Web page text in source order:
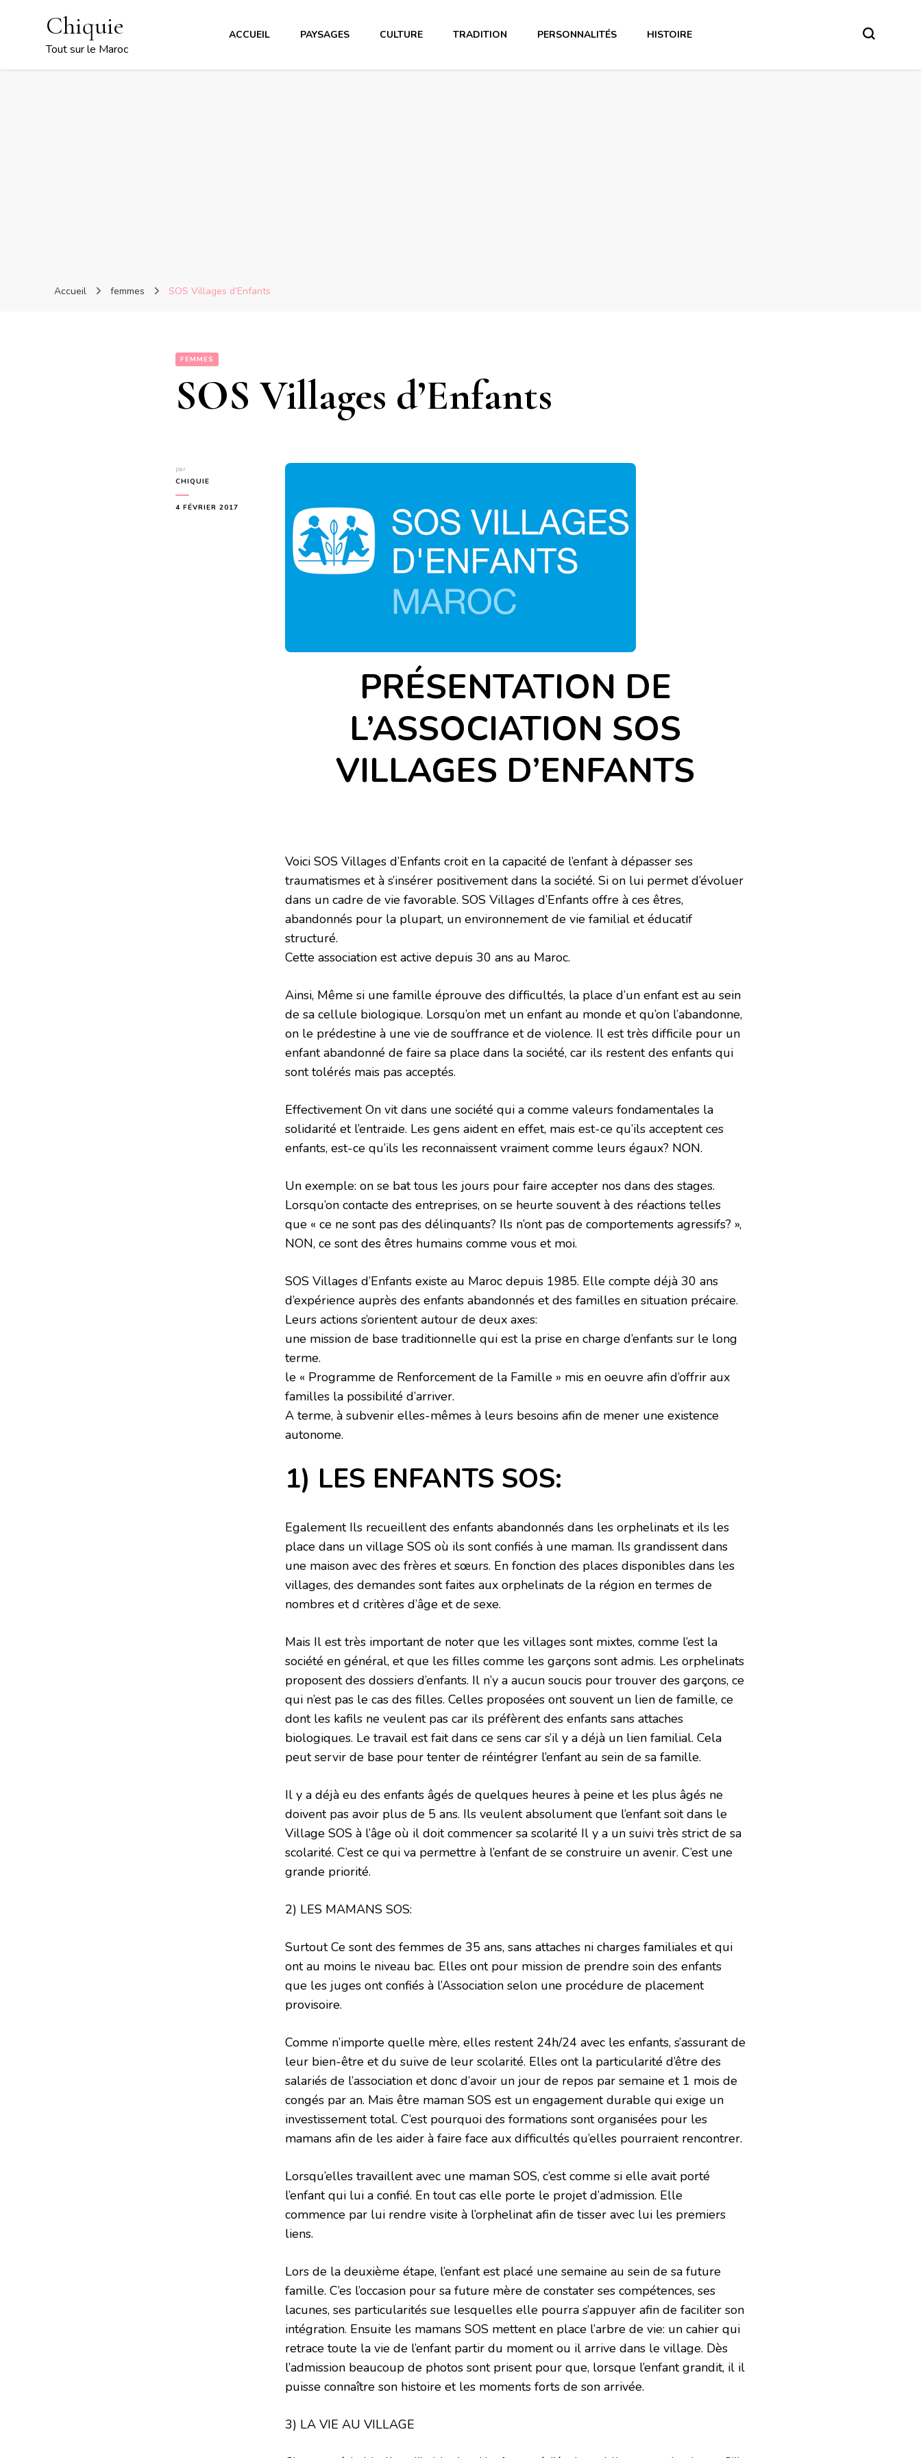
Chiquie
Tout sur le Maroc
ACCUEIL PAYSAGES CULTURE TRADITION PERSONNALITÉS HISTOIRE
Accueil femmes SOS Villages d’Enfants
FEMMES
SOS Villages d’Enfants
par
CHIQUIE
4 FÉVRIER 2017
PRÉSENTATION DE
L’ASSOCIATION SOS
VILLAGES D’ENFANTS
Voici SOS Villages d’Enfants croit en la capacité de l’enfant à dépasser ses
traumatismes et à s’insérer positivement dans la société. Si on lui permet d’évoluer
dans un cadre de vie favorable. SOS Villages d’Enfants offre à ces êtres,
abandonnés pour la plupart, un environnement de vie familial et éducatif
structuré.
Cette association est active depuis 30 ans au Maroc.
Ainsi, Même si une famille éprouve des difficultés, la place d’un enfant est au sein
de sa cellule biologique. Lorsqu’on met un enfant au monde et qu’on l’abandonne,
on le prédestine à une vie de souffrance et de violence. Il est très difficile pour un
enfant abandonné de faire sa place dans la société, car ils restent des enfants qui
sont tolérés mais pas acceptés.
Effectivement On vit dans une société qui a comme valeurs fondamentales la
solidarité et l’entraide. Les gens aident en effet, mais est-ce qu’ils acceptent ces
enfants, est-ce qu’ils les reconnaissent vraiment comme leurs égaux? NON.
Un exemple: on se bat tous les jours pour faire accepter nos dans des stages.
Lorsqu’on contacte des entreprises, on se heurte souvent à des réactions telles
que « ce ne sont pas des délinquants? Ils n’ont pas de comportements agressifs? »,
NON, ce sont des êtres humains comme vous et moi.
SOS Villages d’Enfants existe au Maroc depuis 1985. Elle compte déjà 30 ans
d’expérience auprès des enfants abandonnés et des familles en situation précaire.
Leurs actions s’orientent autour de deux axes:
une mission de base traditionnelle qui est la prise en charge d’enfants sur le long
terme.
le « Programme de Renforcement de la Famille » mis en oeuvre afin d’offrir aux
familles la possibilité d’arriver.
A terme, à subvenir elles-mêmes à leurs besoins afin de mener une existence
autonome.
1) LES ENFANTS SOS:
Egalement Ils recueillent des enfants abandonnés dans les orphelinats et ils les
place dans un village SOS où ils sont confiés à une maman. Ils grandissent dans
une maison avec des frères et sœurs. En fonction des places disponibles dans les
villages, des demandes sont faites aux orphelinats de la région en termes de
nombres et d critères d’âge et de sexe.
Mais Il est très important de noter que les villages sont mixtes, comme l’est la
société en général, et que les filles comme les garçons sont admis. Les orphelinats
proposent des dossiers d’enfants. Il n’y a aucun soucis pour trouver des garçons, ce
qui n’est pas le cas des filles. Celles proposées ont souvent un lien de famille, ce
dont les kafils ne veulent pas car ils préfèrent des enfants sans attaches
biologiques. Le travail est fait dans ce sens car s’il y a déjà un lien familial. Cela
peut servir de base pour tenter de réintégrer l’enfant au sein de sa famille.
Il y a déjà eu des enfants âgés de quelques heures à peine et les plus âgés ne
doivent pas avoir plus de 5 ans. Ils veulent absolument que l’enfant soit dans le
Village SOS à l’âge où il doit commencer sa scolarité Il y a un suivi très strict de sa
scolarité. C’est ce qui va permettre à l’enfant de se construire un avenir. C’est une
grande priorité.
2) LES MAMANS SOS:
Surtout Ce sont des femmes de 35 ans, sans attaches ni charges familiales et qui
ont au moins le niveau bac. Elles ont pour mission de prendre soin des enfants
que les juges ont confiés à l’Association selon une procédure de placement
provisoire.
Comme n’importe quelle mère, elles restent 24h/24 avec les enfants, s’assurant de
leur bien-être et du suive de leur scolarité. Elles ont la particularité d’être des
salariés de l’association et donc d’avoir un jour de repos par semaine et 1 mois de
congés par an. Mais être maman SOS est un engagement durable qui exige un
investissement total. C’est pourquoi des formations sont organisées pour les
mamans afin de les aider à faire face aux difficultés qu’elles pourraient rencontrer.
Lorsqu’elles travaillent avec une maman SOS, c’est comme si elle avait porté
l’enfant qui lui a confié. En tout cas elle porte le projet d’admission. Elle
commence par lui rendre visite à l’orphelinat afin de tisser avec lui les premiers
liens.
Lors de la deuxième étape, l’enfant est placé une semaine au sein de sa future
famille. C’es l’occasion pour sa future mère de constater ses compétences, ses
lacunes, ses particularités sue lesquelles elle pourra s’appuyer afin de faciliter son
intégration. Ensuite les mamans SOS mettent en place l’arbre de vie: un cahier qui
retrace toute la vie de l’enfant partir du moment ou il arrive dans le village. Dès
l’admission beaucoup de photos sont prisent pour que, lorsque l’enfant grandit, il il
puisse connaître son histoire et les moments forts de son arrivée.
3) LA VIE AU VILLAGE